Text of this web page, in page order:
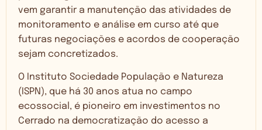
vem garantir a manutenção das atividades de
monitoramento e análise em curso até que
futuras negociações e acordos de cooperação
sejam concretizados.
O Instituto Sociedade População e Natureza
(ISPN), que há 30 anos atua no campo
ecossocial, é pioneiro em investimentos no
Cerrado na democratização do acesso a